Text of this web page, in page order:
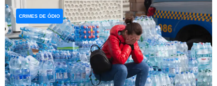
CRIMES DE ÓDIO